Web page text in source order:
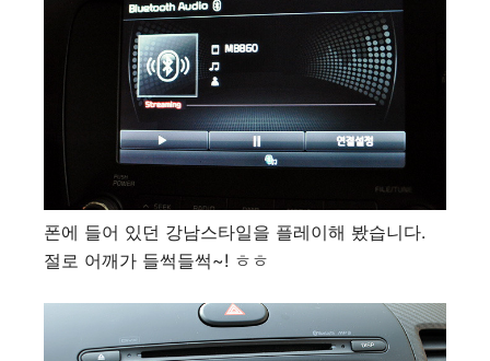
폰에 들어 있던 강남스타일을 플레이해 봤습니다.
절로 어깨가 들썩들썩~! ㅎㅎ